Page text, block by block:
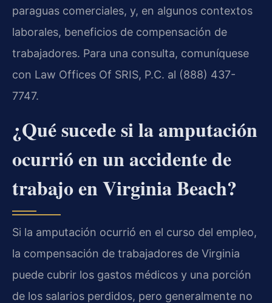
paraguas comerciales, y, en algunos contextos
laborales, beneficios de compensación de
trabajadores. Para una consulta, comuníquese
con Law Offices Of SRIS, P.C. al (888) 437-
7747.
¿Qué sucede si la amputación
ocurrió en un accidente de
trabajo en Virginia Beach?
Si la amputación ocurrió en el curso del empleo,
la compensación de trabajadores de Virginia
puede cubrir los gastos médicos y una porción
de los salarios perdidos, pero generalmente no